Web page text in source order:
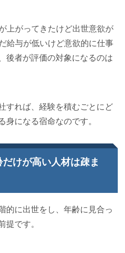
上がってきたけど出世意欲が
給与が低いけど意欲的に仕事
後者が評価の対象になるのは
すれば、経験を積むごとにど
身になる宿命なのです。
けが高い人材は疎ま
的に出世をし、年齢に見合っ
提です。